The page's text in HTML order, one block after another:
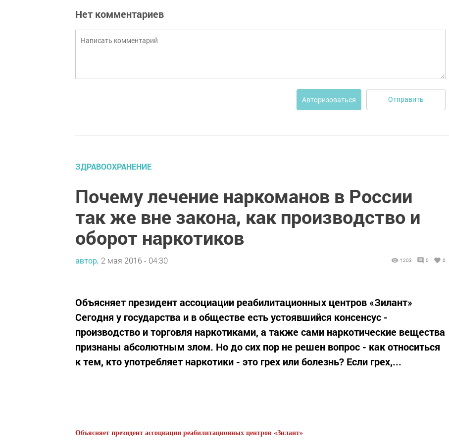
Нет комментариев
Авторизоваться Отправить
ЗДРАВООХРАНЕНИЕ
Почему лечение наркоманов в России
так же вне закона, как производство и
оборот наркотиков
автор, 2 мая 2016 - 04:30 1203 0 0
Объясняет президент ассоциации реабилитационных центров «Зилант»
Сегодня у государства и в обществе есть устоявшийся консенсус -
производство и торговля наркотиками, а также сами наркотические вещества
признаны абсолютным злом. Но до сих пор не решен вопрос - как относиться
к тем, кто употребляет наркотики - это грех или болезнь? Если грех,...
Объясняет президент ассоциации реабилитационных центров «Зилант»